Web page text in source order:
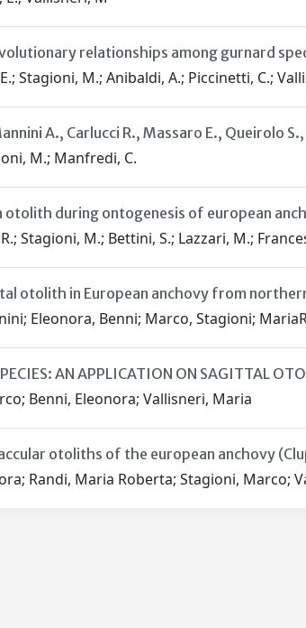
relationships among gurnard
Stagioni, M.; Anibaldi, A.; Piccinetti, C.;
A., Carlucci R., Massaro E., Queirolo
M.; Manfredi, C.
during ontogenesis of european
Stagioni, M.; Bettini, S.; Lazzari, M.;
otolith in European anchovy from
Eleonora, Benni; Marco, Stagioni;
AN APPLICATION ON SAGITTAL
Benni, Eleonora; Vallisneri, Maria
otoliths of the european anchovy
Randi, Maria Roberta; Stagioni, Marco;